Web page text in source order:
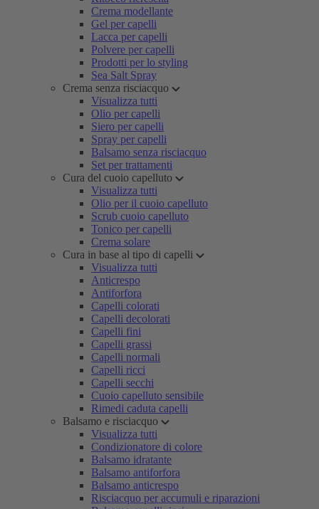
Crema modellante
Gel per capelli
Lacca per capelli
Polvere per capelli
Prodotti per lo styling
Sea Salt Spray
Crema senza risciacquo
Visualizza tutti
Olio per capelli
Siero per capelli
Spray per capelli
Balsamo senza risciacquo
Set per trattamenti
Cura del cuoio capelluto
Visualizza tutti
Olio per il cuoio capelluto
Scrub cuoio capelluto
Tonico per capelli
Crema solare
Cura in base al tipo di capelli
Visualizza tutti
Anticrespo
Antiforfora
Capelli colorati
Capelli decolorati
Capelli fini
Capelli grassi
Capelli normali
Capelli ricci
Capelli secchi
Cuoio capelluto sensibile
Rimedi caduta capelli
Balsamo e risciacquo
Visualizza tutti
Condizionatore di colore
Balsamo idratante
Balsamo antiforfora
Balsamo anticrespo
Risciacquo per accumuli e riparazioni